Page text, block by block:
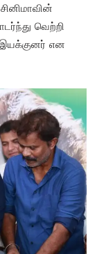
வெற்றி
என